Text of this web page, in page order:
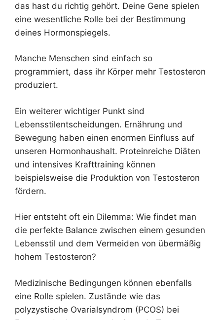
das hast du richtig gehört. Deine Gene spielen
eine wesentliche Rolle bei der Bestimmung
deines Hormonspiegels.
Manche Menschen sind einfach so
programmiert, dass ihr Körper mehr Testosteron
produziert.
Ein weiterer wichtiger Punkt sind
Lebensstilentscheidungen. Ernährung und
Bewegung haben einen enormen Einfluss auf
unseren Hormonhaushalt. Proteinreiche Diäten
und intensives Krafttraining können
beispielsweise die Produktion von Testosteron
fördern.
Hier entsteht oft ein Dilemma: Wie findet man
die perfekte Balance zwischen einem gesunden
Lebensstil und dem Vermeiden von übermäßig
hohem Testosteron?
Medizinische Bedingungen können ebenfalls
eine Rolle spielen. Zustände wie das
polyzystische Ovarialsyndrom (PCOS) bei